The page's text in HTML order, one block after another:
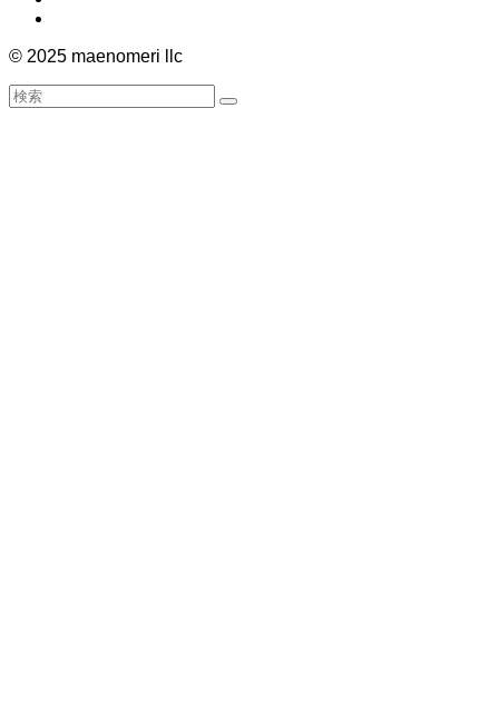
© 2025 maenomeri llc